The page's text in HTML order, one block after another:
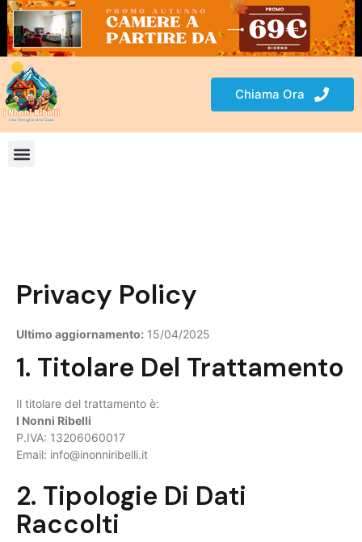
Chiama Ora
Privacy Policy
Ultimo aggiornamento: 15/04/2025
1. Titolare Del Trattamento
Il titolare del trattamento è:
I Nonni Ribelli
P.IVA: 13206060017
Email: info@inonniribelli.it
2. Tipologie Di Dati
Raccolti